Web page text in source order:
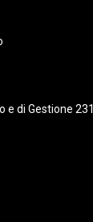
e di Gestione 231